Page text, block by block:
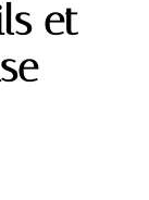
et